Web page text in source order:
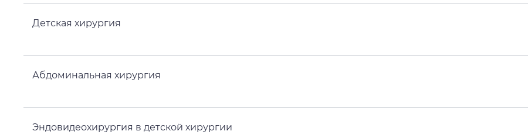
Детская хирургия
Абдоминальная хирургия
Эндовидеохирургия в детской хирургии